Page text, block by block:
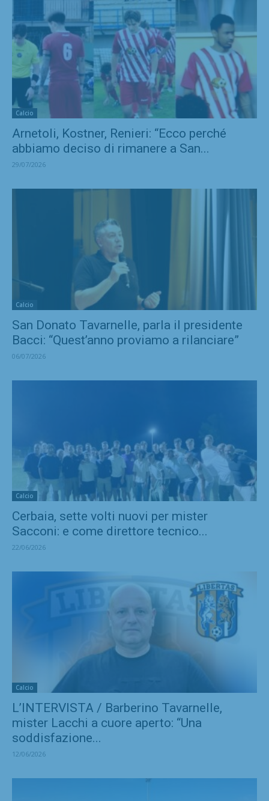
Calcio
Arnetoli, Kostner, Renieri: “Ecco perché
abbiamo deciso di rimanere a San...
29/07/2026
Calcio
San Donato Tavarnelle, parla il presidente
Bacci: “Quest’anno proviamo a rilanciare”
06/07/2026
Calcio
Cerbaia, sette volti nuovi per mister
Sacconi: e come direttore tecnico...
22/06/2026
Calcio
L’INTERVISTA / Barberino Tavarnelle,
mister Lacchi a cuore aperto: “Una
soddisfazione...
12/06/2026